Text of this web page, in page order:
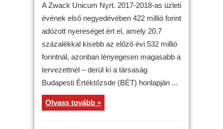
A Zwack Unicum Nyrt. 2017-2018-as üzleti
évének első negyedévében 422 millió forint
adózott nyereséget ért el, amely 20,7
százalékkal kisebb az előző évi 532 millió
forintnál, azonban lényegesen magasabb a
tervezettnél – derül ki a társaság
Budapesti Értéktőzsde (BÉT) honlapján ...
Olvass tovább »